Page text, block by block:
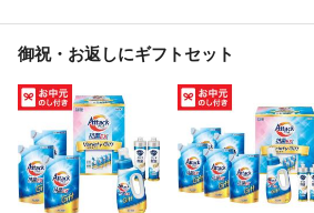
御祝・お返しにギフトセット